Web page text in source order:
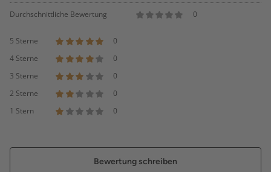
Durchschnittliche Bewertung 0
5 Sterne
0
4 Sterne
0
3 Sterne
0
2 Sterne
0
1 Stern
0
Bewertung schreiben